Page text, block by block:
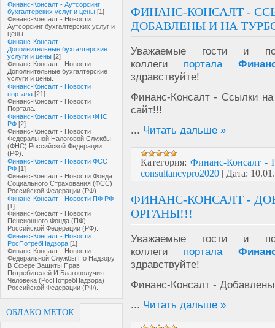
Финанс-Консалт - Аутсорсинг
бухгалтерских услуг и цены [1]
Финанс-Консалт - Новости:
Аутсорсинг бухгалтерских услуг и
цены.
Финанс-Консалт -
Дополнительные бухгалтерские
услуги и цены [2]
Финанс-Консалт - Новости:
Дополнительные бухгалтерские
услуги и цены.
Финанс-Консалт - Новости
портала [21]
Финанс-Консалт - Новости
Портала.
Финанс-Консалт - Новости ФНС
РФ [2]
Финанс-Консалт - Новости
Федеральной Налоговой Службы
(ФНС) Российской Федерации
(РФ).
Финанс-Консалт - Новости ФСС
РФ [1]
Финанс-Консалт - Новости Фонда
Социального Страхования (ФСС)
Российской Федерации (РФ).
Финанс-Консалт - Новости ПФ РФ
[1]
Финанс-Консалт - Новости
Пенсионного Фонда (ПФ)
Российской Федерации (РФ).
Финанс-Консалт - Новости
РосПотребНадзора [1]
Финанс-Консалт - Новости
Федеральной Службы По Надзору
В Сфере Защиты Прав
Потребителей И Благополучия
Человека (РосПотребНадзора)
Российской Федерации (РФ).
ОБЛАКО МЕТОК
ФИНАНС-КОНСАЛТ -
ДОБАВЛЕНЫ И НА
Уважаемые гости и
коллеги портала
здравствуйте!
Финанс-Консалт - Ссылки
сайт!!!
... Читать дальше »
Категория: Финанс-Консалт -
consultancypro2020 | Дата:
ФИНАНС-КОНСАЛТ -
ОРГАНЫ!!!
Уважаемые гости и
коллеги портала
здравствуйте!
Финанс-Консалт -
... Читать дальше »